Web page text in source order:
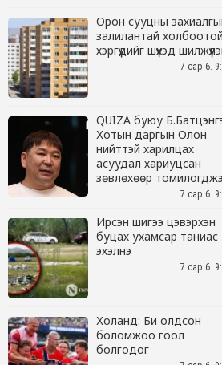
Орон сууцны
залилантай холбоотой
хэргүүдийг шүүхэд
7 сар 6.
QUIZA буюу
Хотын даргын Олон
нийттэй харилцах
асуудал хариуцсан
зөвлөхөөр
7 сар 6.
Ирсэн шигээ цэвэрхэн
буцах ухамсар таниас
эхэлнэ
7 сар 6.
Холанд: Би олдсон
боломжоо гоол
болгодог